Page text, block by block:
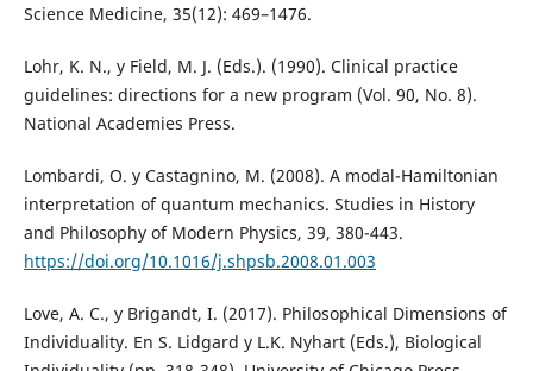
Science Medicine, 35(12): 469–1476.
Lohr, K. N., y Field, M. J. (Eds.). (1990). Clinical practice
guidelines: directions for a new program (Vol. 90, No. 8).
National Academies Press.
Lombardi, O. y Castagnino, M. (2008). A modal-Hamiltonian
interpretation of quantum mechanics. Studies in History
and Philosophy of Modern Physics, 39, 380-443.
https://doi.org/10.1016/j.shpsb.2008.01.003
Love, A. C., y Brigandt, I. (2017). Philosophical Dimensions of
Individuality. En S. Lidgard y L.K. Nyhart (Eds.), Biological